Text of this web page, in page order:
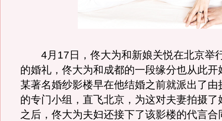
4月17日，佟大为和新娘关悦在北京举
的婚礼，佟大为和成都的一段缘分也从此
某著名婚纱影楼早在他结婚之前就派出了由
的专门小组，直飞北京，为这对夫妻拍摄了
之后，佟大为夫妇还接下了该影楼的代言合